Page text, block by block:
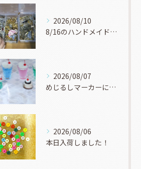
2026/08/10
8/16のハンドメイドアートフェスタ&資材フェスタのイベント...
2026/08/07
めじるしマーカーにオススメなミニチュアなモールドもたくさんあ...
2026/08/06
本日入荷しました！